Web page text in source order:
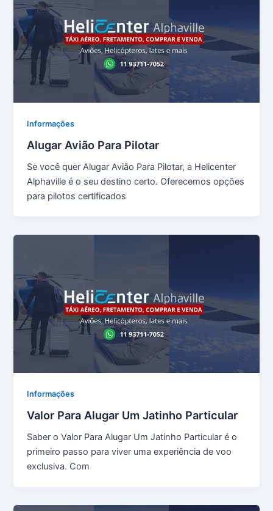
Informações
Alugar Avião Para Pilotar
Se você quer Alugar Avião Para Pilotar, a Helicenter
Alphaville é o seu destino certo. Oferecemos opções
para pilotos certificados
Informações
Valor Para Alugar Um Jatinho Particular
Saber o Valor Para Alugar Um Jatinho Particular é o
primeiro passo para viver uma experiência de voo
exclusiva. Com